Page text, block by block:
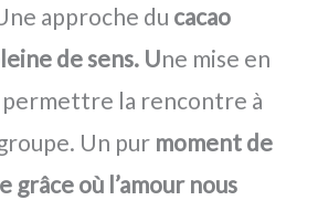
approche du cacao
de sens. Une mise en
la rencontre à
Un pur moment de
grâce où l’amour nous